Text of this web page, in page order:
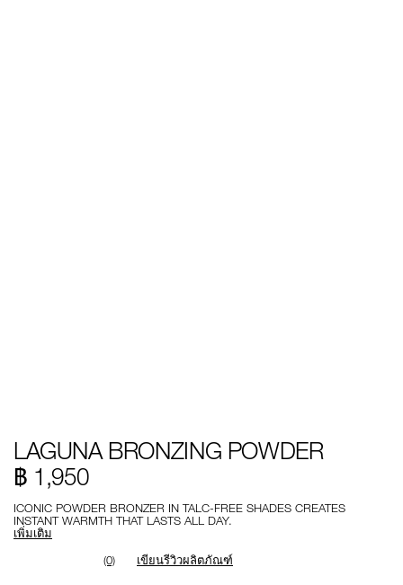
bronzing-
powder/0194251136721.html
รายการ.
0194251136721
LAGUNA BRONZING POWDER
฿ 1,950
ICONIC POWDER BRONZER IN TALC-FREE SHADES CREATES
INSTANT WARMTH THAT LASTS ALL DAY.
เพิ่มเติม
(0)
เขียนรีวิวผลิตภัณฑ์